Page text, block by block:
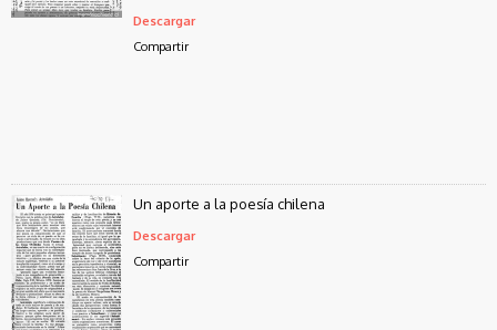
Descargar
Compartir
Un aporte a la poesía chilena
Descargar
Compartir